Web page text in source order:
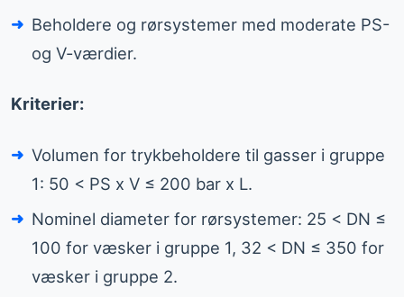
Beholdere og rørsystemer med moderate PS-
og V-værdier.
Kriterier:
Volumen for trykbeholdere til gasser i gruppe
1: 50 < PS x V ≤ 200 bar x L.
Nominel diameter for rørsystemer: 25 < DN ≤
100 for væsker i gruppe 1, 32 < DN ≤ 350 for
væsker i gruppe 2.